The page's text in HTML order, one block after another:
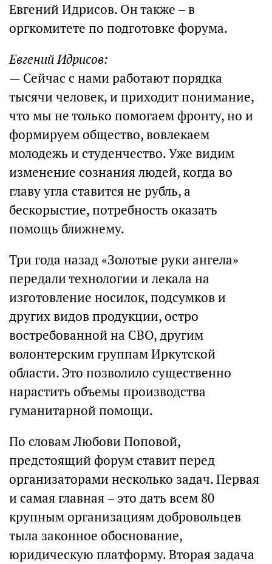
Евгений Идрисов. Он также – в
оргкомитете по подготовке форума.
Евгений Идрисов:
— Сейчас с нами работают порядка
тысячи человек, и приходит понимание,
что мы не только помогаем фронту, но и
формируем общество, вовлекаем
молодежь и студенчество. Уже видим
изменение сознания людей, когда во
главу угла ставится не рубль, а
бескорыстие, потребность оказать
помощь ближнему.
Три года назад «Золотые руки ангела»
передали технологии и лекала на
изготовление носилок, подсумков и
других видов продукции, остро
востребованной на СВО, другим
волонтерским группам Иркутской
области. Это позволило существенно
нарастить объемы производства
гуманитарной помощи.
По словам Любови Поповой,
предстоящий форум ставит перед
организаторами несколько задач. Первая
и самая главная – это дать всем 80
крупным организациям добровольцев
тыла законное обоснование,
юридическую платформу. Вторая задача